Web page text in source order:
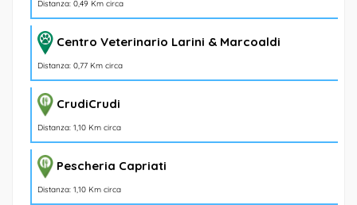
Distanza: 0,49 Km circa
Centro Veterinario Larini & Marcoaldi
Distanza: 0,77 Km circa
CrudiCrudi
Distanza: 1,10 Km circa
Pescheria Capriati
Distanza: 1,10 Km circa